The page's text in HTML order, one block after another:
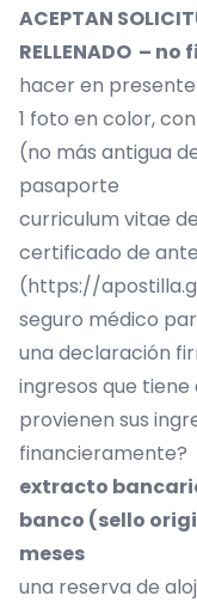
ACEPTAN
RELLENADO –
hacer en
1 foto en color,
(no más antigua
pasaporte
curriculum vitae
certificado de
(https://
seguro médico
una declaración
ingresos que
provienen sus
financieramente?
extracto
banco (sello
meses
una reserva de